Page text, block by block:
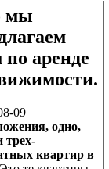
мы
аренде
09
одно,
трех-
квартир в